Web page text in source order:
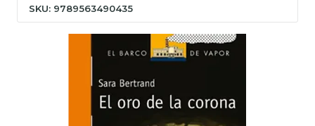
SKU: 9789563490435